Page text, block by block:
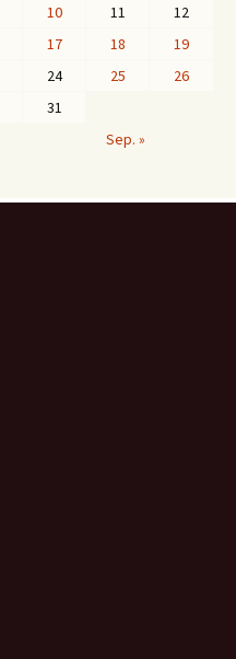
10 11
12
17 18
19
24 25
26
31
Sep. »